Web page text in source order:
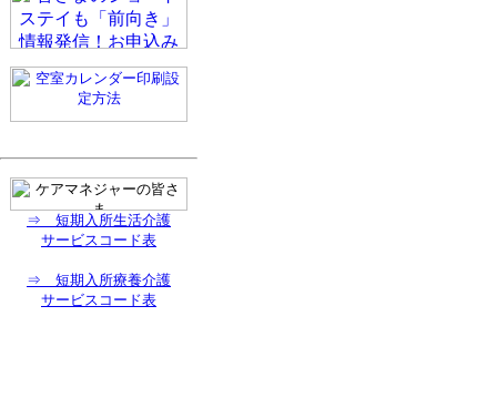
⇒ 短期入所生活介護
サービスコード表
⇒ 短期入所療養介護
サービスコード表